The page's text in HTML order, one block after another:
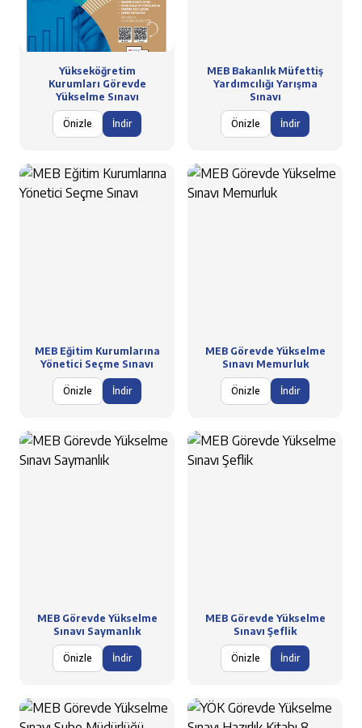
Yükseköğretim
Kurumları Görevde
Yükselme Sınavı
Önizle İndir
MEB Bakanlık Müfettiş
Yardımcılığı Yarışma
Sınavı
Önizle İndir
MEB Eğitim Kurumlarına
Yönetici Seçme Sınavı
Önizle İndir
MEB Görevde Yükselme
Sınavı Memurluk
Önizle İndir
MEB Görevde Yükselme
Sınavı Saymanlık
Önizle İndir
MEB Görevde Yükselme
Sınavı Şeflik
Önizle İndir